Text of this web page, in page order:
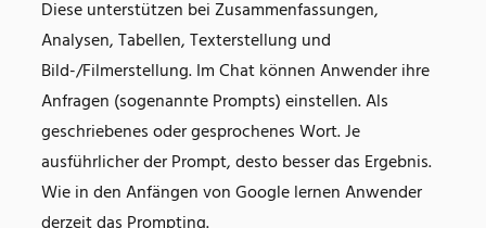
Diese unterstützen bei Zusammenfassungen,
Analysen, Tabellen, Texterstellung und
Bild-/Filmerstellung. Im Chat können Anwender ihre
Anfragen (sogenannte Prompts) einstellen. Als
geschriebenes oder gesprochenes Wort. Je
ausführlicher der Prompt, desto besser das Ergebnis.
Wie in den Anfängen von Google lernen Anwender